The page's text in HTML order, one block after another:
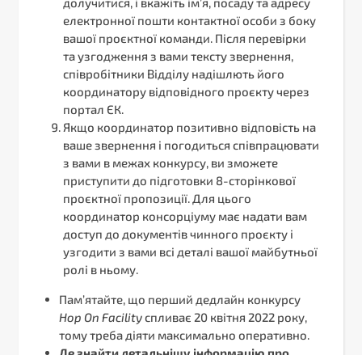
електронної пошти контактної особи з боку
вашої проєктної команди. Після перевірки
та узгодження з вами тексту звернення,
співробітники Відділу надішлють його
координатору відповідного проєкту через
портал ЄК.
Якщо координатор позитивно відповість на
ваше звернення і погодиться співпрацювати
з вами в межах конкурсу, ви зможете
приступити до підготовки 8-сторінкової
проєктної пропозиції. Для цього
координатор консорціуму має надати вам
доступ до документів чинного проєкту і
узгодити з вами всі деталі вашої майбутньої
ролі в ньому.
Пам’ятайте, що перший дедлайн конкурсу
Hop On Facilityспливає 20 квітня 2022 року,
тому треба діяти максимально оперативно.